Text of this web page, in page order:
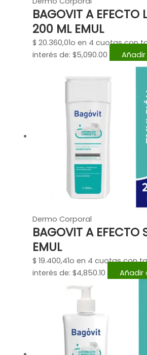
BAGOVIT A EFECTO
200 ML EMUL
$ 20.360,01o en 4 cuotas con
interés de: $5,090.00
Dermo Corporal
BAGOVIT A EFECTO
EMUL
$ 19.400,41o en 4 cuotas con
interés de: $4,850.10
Añadir